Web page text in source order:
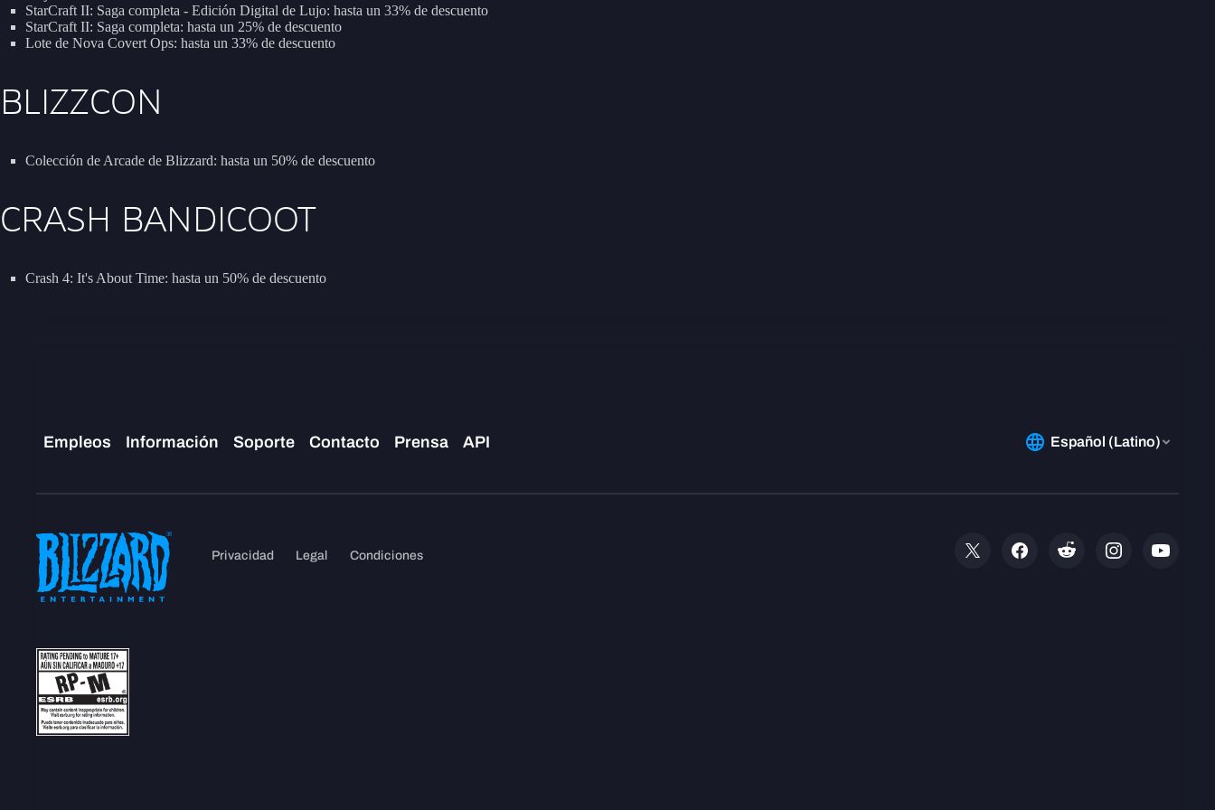
StarCraft II: Saga completa - Edición Digital de Lujo: hasta un 33% de descuento
StarCraft II: Saga completa: hasta un 25% de descuento
Lote de Nova Covert Ops: hasta un 33% de descuento
BLIZZCON
Colección de Arcade de Blizzard: hasta un 50% de descuento
CRASH BANDICOOT
Crash 4: It's About Time: hasta un 50% de descuento